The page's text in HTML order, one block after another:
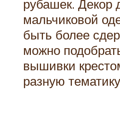
рубашек. Декор
мальчиковой
быть более
можно
вышивки
разную